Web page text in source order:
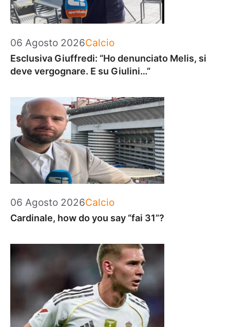
06 Agosto 2026Categorie
Calcio
Esclusiva Giuffredi: “Ho denunciato Melis, si
deve vergognare. E su Giulini…”
06 Agosto 2026Categorie
Calcio
Cardinale, how do you say “fai 31”?